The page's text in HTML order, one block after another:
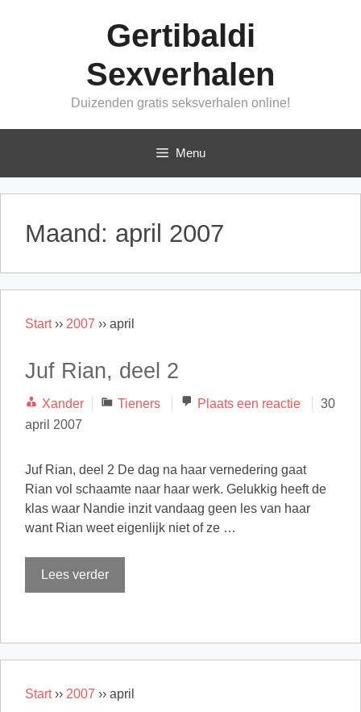
Gertibaldi
Sexverhalen
Duizenden gratis seksverhalen online!
Menu
Maand: april 2007
Start›› 2007 ›› april
Juf Rian, deel 2
Xander Categorieën
Tieners Plaats een reactie
30
april 2007
Juf Rian, deel 2 De dag na haar vernedering gaat
Rian vol schaamte naar haar werk. Gelukkig heeft de
klas waar Nandie inzit vandaag geen les van haar
want Rian weet eigenlijk niet of ze …
Lees verder
Start›› 2007 ›› april